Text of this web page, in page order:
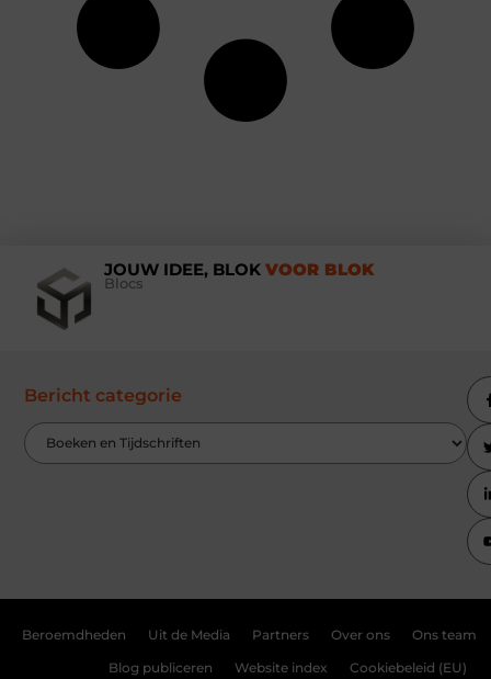
JOUW IDEE, BLOK VOOR BLOK
Blocs
Bericht categorie
Beroemdheden Uit de Media Partners Over ons Ons team
Blog publiceren Website index Cookiebeleid (EU)